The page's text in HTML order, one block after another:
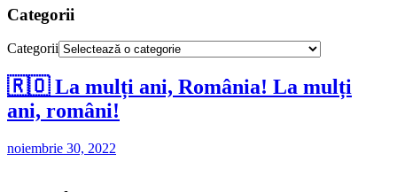
Categorii
Categorii
🇷🇴 La mulți ani, România! La mulți
ani, români!
noiembrie 30, 2022